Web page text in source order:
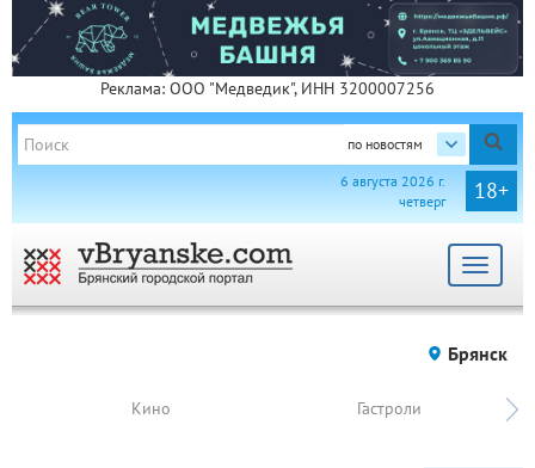
Реклама: ООО "Медведик", ИНН 3200007256
по новостям
18+
6 августа 2026 г.
четверг
Toggle
Брянск
Кино Гастроли